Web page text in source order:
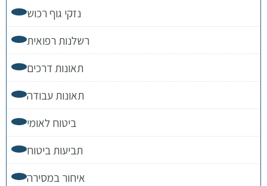
נזקי גוף רכוש
רשלנות רפואית
תאונות דרכים
תאונות עבודה
ביטוח לאומי
תביעות ביטוח
איחור במסירה